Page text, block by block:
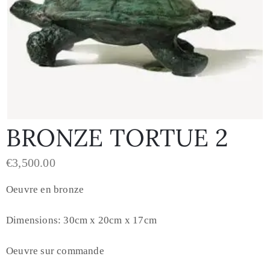
BRONZE TORTUE 2
€3,500.00
Oeuvre en bronze
Dimensions: 30cm x 20cm x 17cm
Oeuvre sur commande